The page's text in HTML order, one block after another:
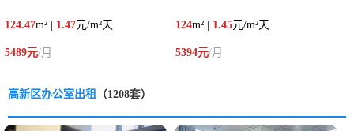
124.47m² | 1.47元/m²天
5489元/月
124m² | 1.45元/m²天
5394元/月
高新区办公室出租 （1208套）